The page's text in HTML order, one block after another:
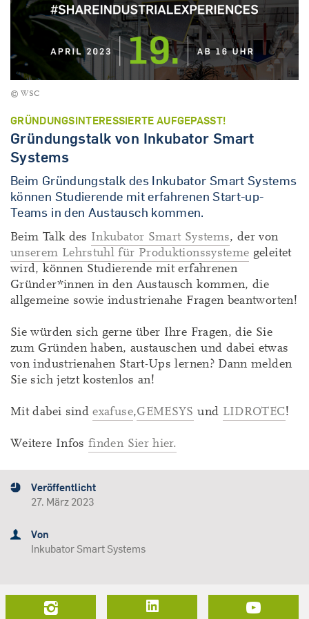
© WSC
GRÜNDUNGSINTERESSIERTE AUFGEPASST!
Gründungstalk von Inkubator Smart
Systems
Beim Gründungstalk des Inkubator Smart Systems
können Studierende mit erfahrenen Start-up-
Teams in den Austausch kommen.
Beim Talk des Inkubator Smart Systems, der von
unserem Lehrstuhl für Produktionssysteme geleitet
wird, können Studierende mit erfahrenen
Gründer*innen in den Austausch kommen, die
allgemeine sowie industrienahe Fragen beantworten!
Sie würden sich gerne über Ihre Fragen, die Sie
zum Gründen haben, austauschen und dabei etwas
von industrienahen Start-Ups lernen? Dann melden
Sie sich jetzt kostenlos an!
Mit dabei sindexafuse,GEMESYS und LIDROTEC!
Weitere Infosfinden Sier hier.
Veröffentlicht
27. März 2023
Von
Inkubator Smart Systems